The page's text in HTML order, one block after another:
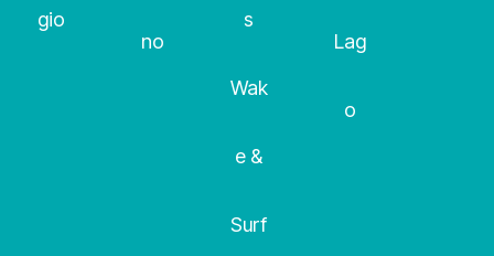
gio
no
s
Wak
e &
Surf
Lag
o